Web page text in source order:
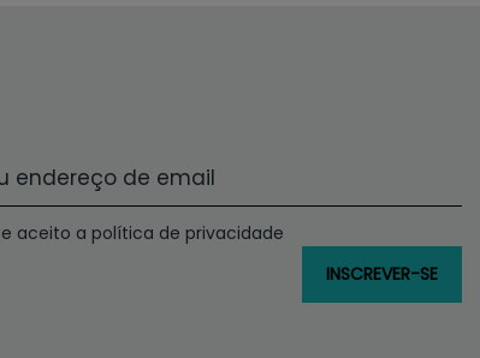
e aceito a política de privacidade